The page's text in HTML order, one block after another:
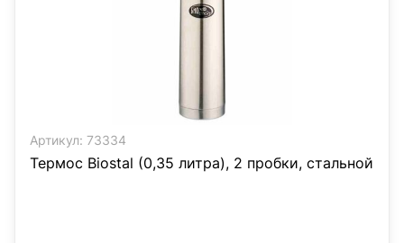
Артикул: 73334
Термос Biostal (0,35 литра), 2 пробки, стальной